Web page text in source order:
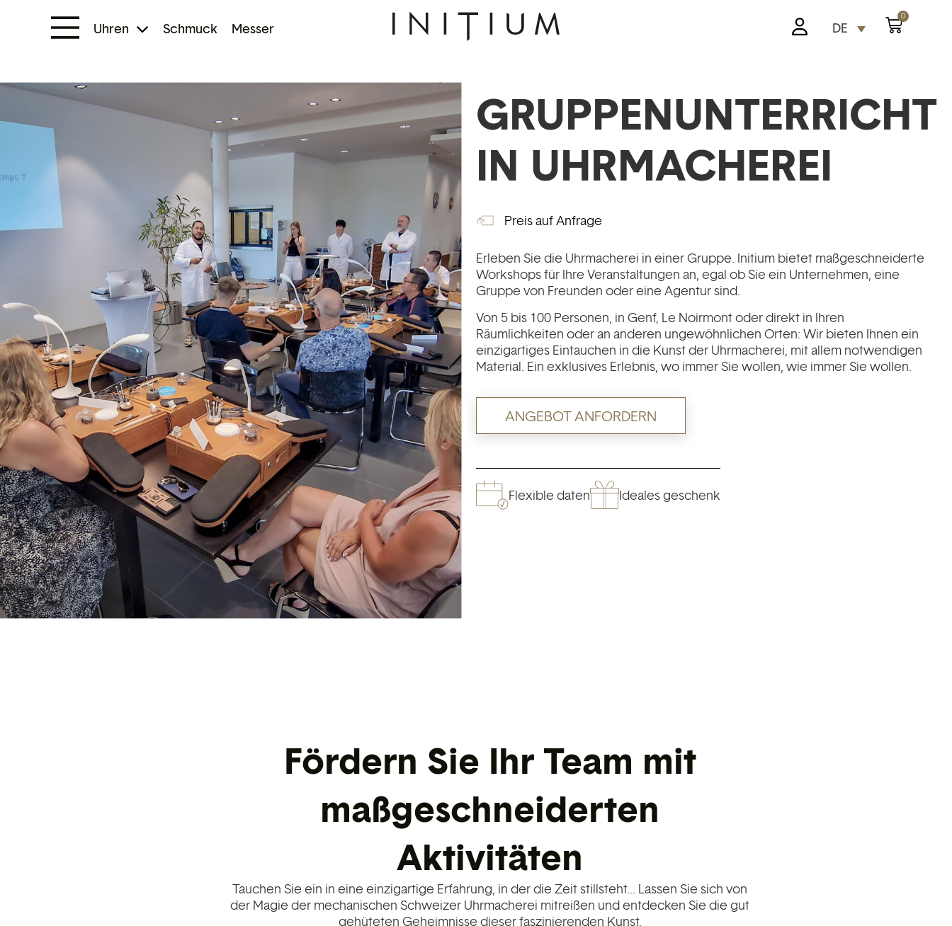
Uhren Schmuck Messer DE
0
GRUPPENUNTERRICHT
IN UHRMACHEREI
Preis auf Anfrage
Erleben Sie die Uhrmacherei in einer Gruppe. Initium bietet maßgeschneiderte
Workshops für Ihre Veranstaltungen an, egal ob Sie ein Unternehmen, eine
Gruppe von Freunden oder eine Agentur sind.
Von 5 bis 100 Personen, in Genf, Le Noirmont oder direkt in Ihren
Räumlichkeiten oder an anderen ungewöhnlichen Orten: Wir bieten Ihnen ein
einzigartiges Eintauchen in die Kunst der Uhrmacherei, mit allem notwendigen
Material. Ein exklusives Erlebnis, wo immer Sie wollen, wie immer Sie wollen.
ANGEBOT ANFORDERN
Flexible daten Ideales geschenk
Fördern Sie Ihr Team mit
maßgeschneiderten
Aktivitäten
Tauchen Sie ein in eine einzigartige Erfahrung, in der die Zeit stillsteht… Lassen Sie sich von
der Magie der mechanischen Schweizer Uhrmacherei mitreißen und entdecken Sie die gut
gehüteten Geheimnisse dieser faszinierenden Kunst.